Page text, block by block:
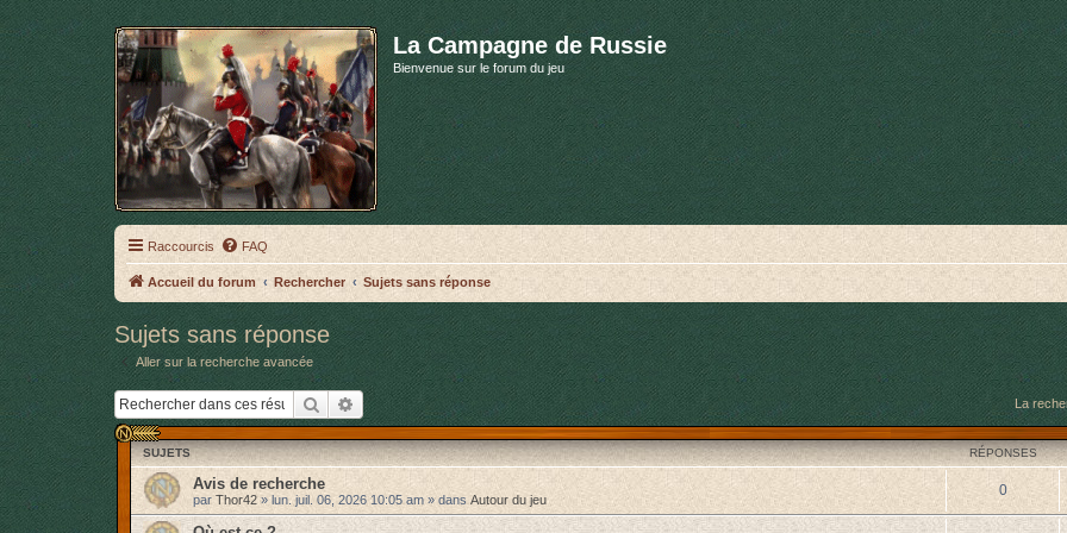
La Campagne de Russie
Bienvenue sur le forum du jeu
Raccourcis FAQ
Accueil du forum Rechercher Sujets sans réponse
Sujets sans réponse
Aller sur la recherche avancée
Rechercher
Recherche avancée La
SUJETS RÉPONSES
Avis de recherche
par Thor42»lun. juil. 06, 2026 10:05 am » dans Autour du jeu
0